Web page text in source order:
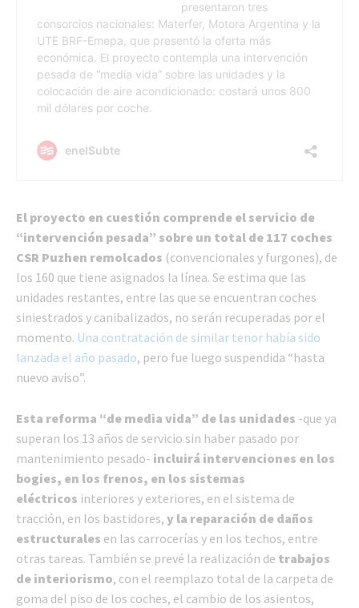
El proyecto en cuestión comprende el servicio de
“intervención pesada” sobre un total de 117 coches
CSR Puzhen remolcados (convencionales y furgones), de
los 160 que tiene asignados la línea. Se estima que las
unidades restantes, entre las que se encuentran coches
siniestrados y canibalizados, no serán recuperadas por el
momento. Una contratación de similar tenor había sido
lanzada el año pasado, pero fue luego suspendida “hasta
nuevo aviso”.
Esta reforma “de media vida” de las unidades -que ya
superan los 13 años de servicio sin haber pasado por
mantenimiento pesado- incluirá intervenciones en los
bogies, en los frenos, en los sistemas
eléctricos interiores y exteriores, en el sistema de
tracción, en los bastidores, y la reparación de daños
estructurales en las carrocerías y en los techos, entre
otras tareas. También se prevé la realización de trabajos
de interiorismo, con el reemplazo total de la carpeta de
goma del piso de los coches, el cambio de los asientos,